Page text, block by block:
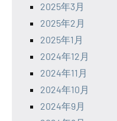
2025年3月
2025年2月
2025年1月
2024年12月
2024年11月
2024年10月
2024年9月